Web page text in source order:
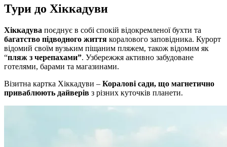
Тури до Хіккадуви
Хіккадува поєднує в собі спокій відокремленої бухти та
багатство підводного життя коралового заповідника. Курорт
відомий своїм вузьким піщаним пляжем, також відомим як
“пляж з черепахами”. Узбережжя активно забудоване
готелями, барами та магазинами.
Візитна картка Хіккадуви – Коралові сади, що магнетично
приваблюють дайверів з різних куточків планети.